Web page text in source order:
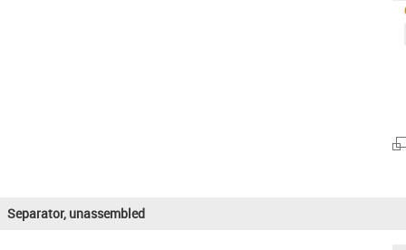
Separator, unassembled